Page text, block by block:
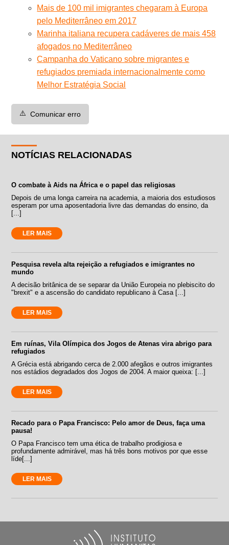
Mais de 100 mil imigrantes chegaram à Europa
pelo Mediterrâneo em 2017
Marinha italiana recupera cadáveres de mais 458
afogados no Mediterrâneo
Campanha do Vaticano sobre migrantes e
refugiados premiada internacionalmente como
Melhor Estratégia Social
⚠️ Comunicar erro
NOTÍCIAS RELACIONADAS
O combate à Aids na África e o papel das religiosas
Depois de uma longa carreira na academia, a maioria dos estudiosos
esperam por uma aposentadoria livre das demandas do ensino, da
[...]
LER MAIS
Pesquisa revela alta rejeição a refugiados e imigrantes no
mundo
A decisão britânica de se separar da União Europeia no plebiscito do
"brexit" e a ascensão do candidato republicano à Casa [...]
LER MAIS
Em ruínas, Vila Olímpica dos Jogos de Atenas vira abrigo para
refugiados
A Grécia está abrigando cerca de 2.000 afegãos e outros imigrantes
nos estádios degradados dos Jogos de 2004. A maior queixa: [...]
LER MAIS
Recado para o Papa Francisco: Pelo amor de Deus, faça uma
pausa!
O Papa Francisco tem uma ética de trabalho prodigiosa e
profundamente admirável, mas há três bons motivos por que esse
líde[...]
LER MAIS